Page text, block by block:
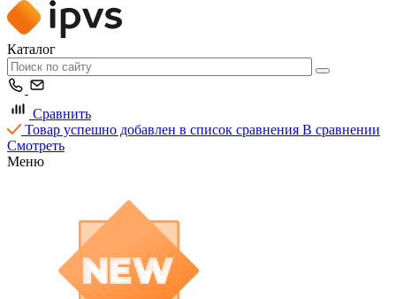
Каталог
Сравнить
Товар успешно добавлен в список сравнения В сравнении
Смотреть
Меню